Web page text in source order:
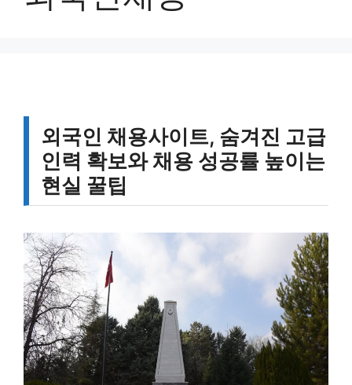
외국인 채용사이트, 숨겨진 고급
인력 확보와 채용 성공률 높이는
현실 꿀팁